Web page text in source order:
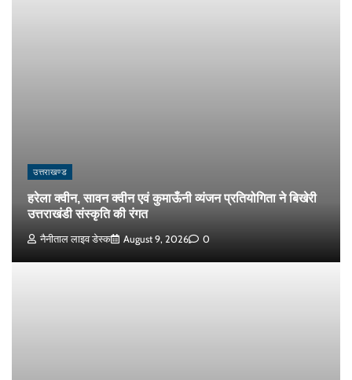
उत्तराखण्ड
हरेला क्वीन, सावन क्वीन एवं कुमाऊँनी व्यंजन प्रतियोगिता ने बिखेरी
उत्तराखंडी संस्कृति की रंगत
नैनीताल लाइव डेस्क August 9, 2026 0